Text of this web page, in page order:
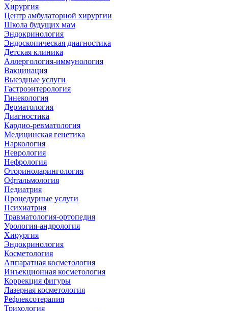
Хирургия
Центр амбулаторной хирургии
Школа будущих мам
Эндокринология
Эндоскопическая диагностика
Детская клиника
Аллергология-иммунология
Вакцинация
Выездные услуги
Гастроэнтерология
Гинекология
Дерматология
Диагностика
Кардио-ревматология
Медицинская генетика
Наркология
Неврология
Нефрология
Оториноларингология
Офтальмология
Педиатрия
Процедурные услуги
Психиатрия
Травматология-ортопедия
Урология-андрология
Хирургия
Эндокринология
Косметология
Аппаратная косметология
Инъекционная косметология
Коррекция фигуры
Лазерная косметология
Рефлексотерапия
Трихология